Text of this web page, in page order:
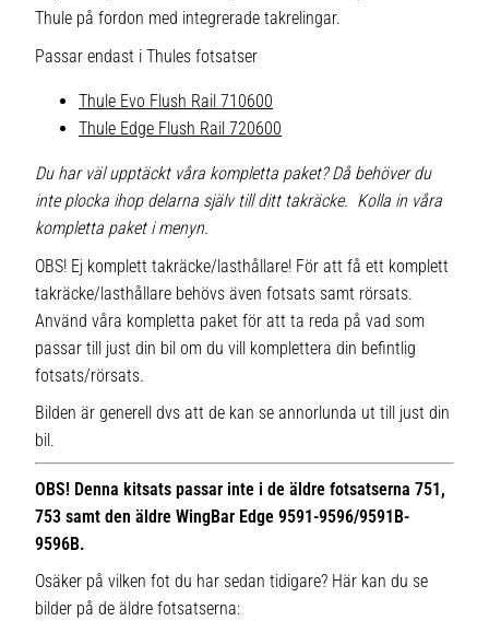
Thule på fordon med integrerade takrelingar.
Passar endast i Thules fotsatser
Thule Evo Flush Rail 710600
Thule Edge Flush Rail 720600
Du har väl upptäckt våra kompletta paket? Då behöver du
inte plocka ihop delarna själv till ditt takräcke. Kolla in våra
kompletta paket i menyn.
OBS! Ej komplett takräcke/lasthållare! För att få ett komplett
takräcke/lasthållare behövs även fotsats samt rörsats.
Använd våra kompletta paket för att ta reda på vad som
passar till just din bil om du vill komplettera din befintlig
fotsats/rörsats.
Bilden är generell dvs att de kan se annorlunda ut till just din
bil.
OBS! Denna kitsats passar inte i de äldre fotsatserna 751,
753 samt den äldre WingBar Edge 9591-9596/9591B-
9596B.
Osäker på vilken fot du har sedan tidigare? Här kan du se
bilder på de äldre fotsatserna: